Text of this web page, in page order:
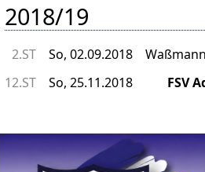
2018/19
2.ST So, 02.09.2018
12.ST So, 25.11.2018 FSV